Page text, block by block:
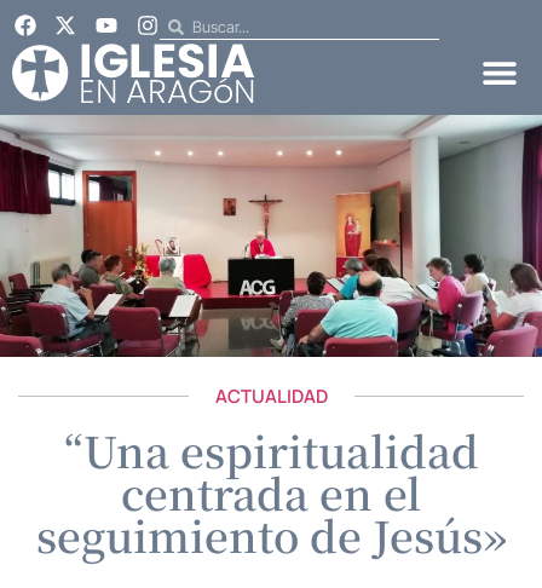
ACTUALIDAD
“Una espiritualidad
centrada en el
seguimiento de Jesús»